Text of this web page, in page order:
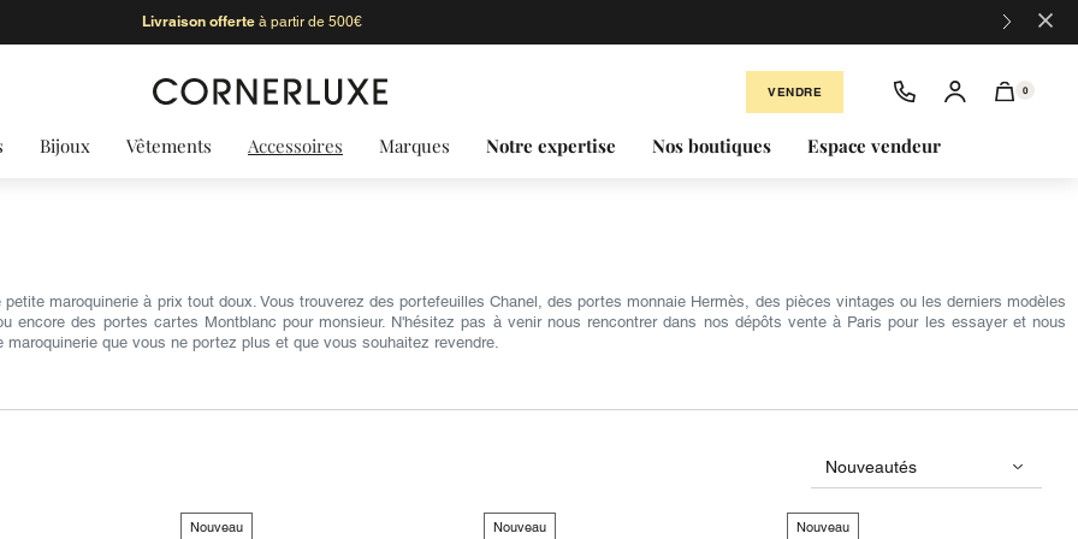
Livraison offerteà partir de 500€ ×
VENDRE 0
Bijoux Vêtements Accessoires Marques Notre expertise Nos boutiques Espace vendeur
maroquinerie à prix tout doux. Vous trouverez des portefeuilles Chanel, des portes monnaie Hermès, des pièces vintages ou les derniers modèles
encore des portes cartes Montblanc pour monsieur. N'hésitez pas à venir nous rencontrer dans nos dépôts vente à Paris pour les essayer et nous
que vous ne portez plus et que vous souhaitez revendre.
Nouveau Nouveau Nouveau